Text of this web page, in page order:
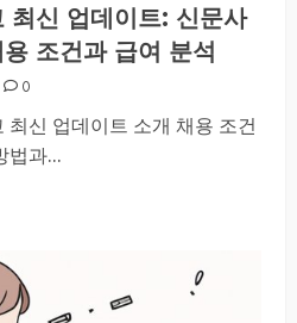
최신 업데이트: 신문사
조건과 급여 분석
0
최신 업데이트 소개 채용 조건
법과...